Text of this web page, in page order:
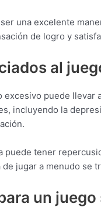
una excelente
de logro y
al
excesivo puede llevar
incluyendo la
puede tener
jugar a menudo se
un